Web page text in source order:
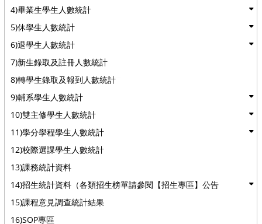
4)畢業生學生人數統計
5)休學生人數統計
6)退學生人數統計
7)新生錄取及註冊人數統計
8)轉學生錄取及報到人數統計
9)輔系學生人數統計
10)雙主修學生人數統計
11)學分學程學生人數統計
12)校際選課學生人數統計
13)課務統計資料
14)招生統計資料（各類招生榜單請參閱【招生專區】公告
15)課程意見調查統計結果
16)SOP專區